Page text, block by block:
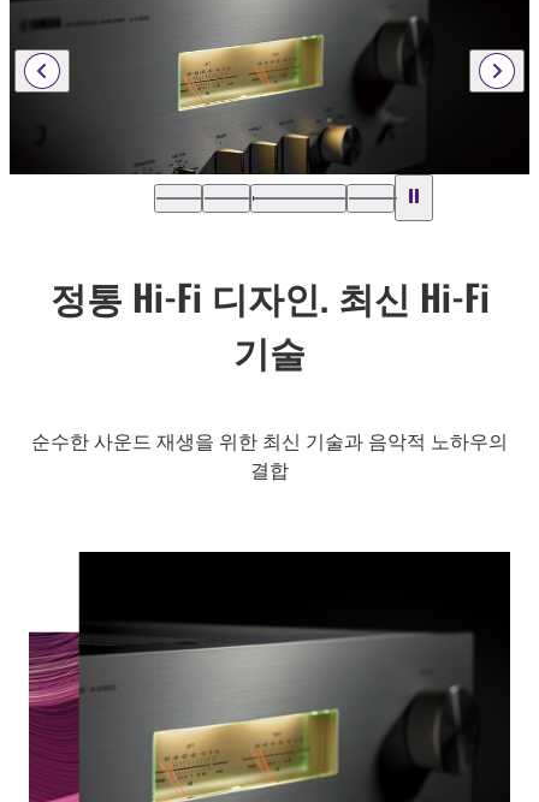
정통 Hi-Fi 디자인. 최신 Hi-Fi
기술
순수한 사운드 재생을 위한 최신 기술과 음악적 노하우의
결합